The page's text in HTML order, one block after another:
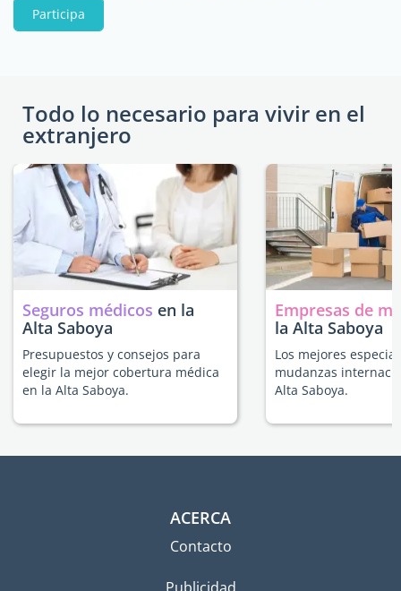
Participa
Todo lo necesario para vivir en el
extranjero
Seguros médicos en la
Alta Saboya
Presupuestos y consejos para
elegir la mejor cobertura médica
en la Alta Saboya.
Empresas de
la Alta Saboya
Los mejores
mudanzas
Alta Saboya.
ACERCA
Contacto